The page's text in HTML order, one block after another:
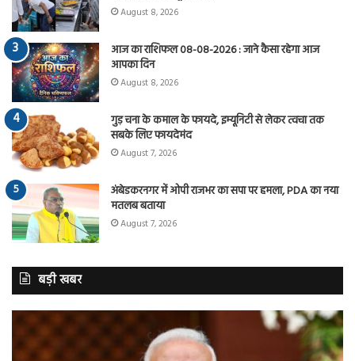
August 8, 2026
आज का राशिफल 08-08-2026 : जाने कैसा रहेगा आज
आपका दिन
August 8, 2026
गुड़ चना के कमाल के फायदे, इम्यूनिटी से लेकर त्वचा तक
सबके लिए फायदेमंद
August 7, 2026
अंबेडकरनगर में ओपी राजभर का सपा पर हमला, PDA का नया
मतलब बताया
August 7, 2026
बड़ी खबर